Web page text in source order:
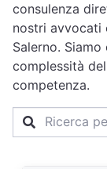
consulenza
nostri avvocati
Salerno.
complessità
competenza.